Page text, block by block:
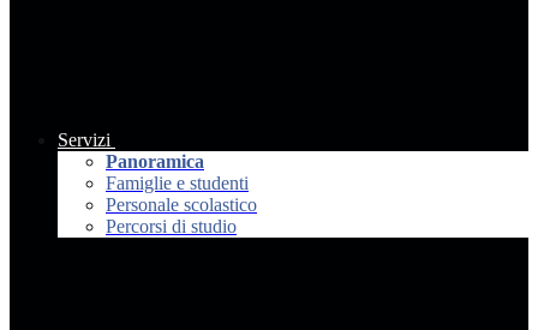
Servizi
Panoramica
Famiglie e studenti
Personale scolastico
Percorsi di studio